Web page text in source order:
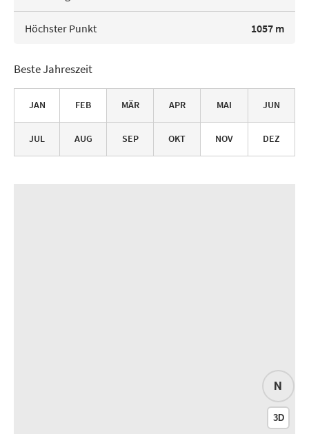
Höchster Punkt 1057 m
Beste Jahreszeit
JAN FEB MÄR APR MAI JUN
JUL AUG SEP OKT NOV DEZ
N
3D